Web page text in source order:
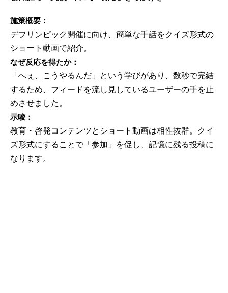
施策概要：
デフリンピック開催に向け、簡単な手話をクイズ形式の
ショート動画で紹介。
なぜ反応を得たか：
「へぇ、こうやるんだ」という学びがあり、数秒で完結
するため、フィードを流し見しているユーザーの手を止
めさせました。
示唆：
教育・啓発コンテンツとショート動画は相性抜群。クイ
ズ形式にすることで「参加」を促し、記憶に残る投稿に
なります。